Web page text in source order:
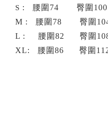
S : 腰圍74 臀圍
M : 腰圍78 臀圍
L : 腰圍82 臀圍
XL: 腰圍86 臀圍